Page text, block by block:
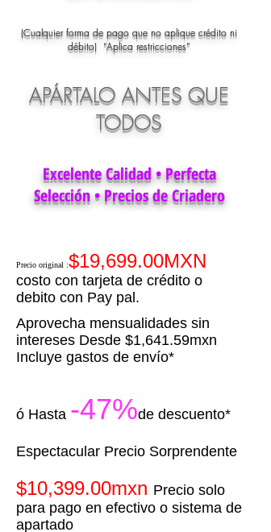
(Cualquier forma de pago que no aplique crédito ni
débito) “Aplica restricciones”
APÁRTALO ANTES QUE
TODOS
Excelente Calidad • Perfecta
Selección • Precios de Criadero
Precio original :$19,699.00MXN
costo con tarjeta de crédito o
debito con Pay pal.
Aprovecha mensualidades sin
intereses Desde $1,641.59mxn
Incluye gastos de envío*
ó Hasta -47%de descuento*
​Espectacular Precio Sorprendente
$10,399.00mxn Precio solo
para pago en efectivo o sistema de
apartado